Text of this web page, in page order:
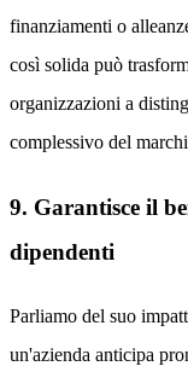
finanziamenti o
così solida può
organizzazioni a
complessivo del
9. Garantisce il
dipendenti
Parliamo del suo
un'azienda anticipa